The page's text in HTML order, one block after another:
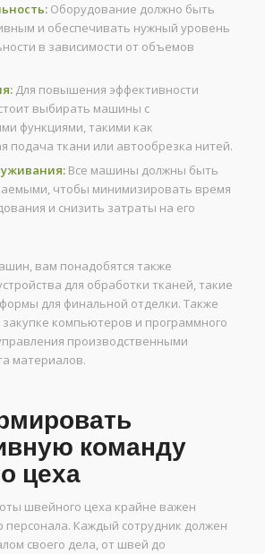
Оборудование должно быть
и обеспечивать нужный уровень
в зависимости от объемов
Для повышения эффективности
выбирать машины с
функциями, такими как
подача ткани или автообрезка нитей.
Все машины должны быть
чтобы минимизировать время
и снизить затраты на его
вам понадобятся также
для обработки тканей, такие
для финальной отделки. Также
компьютеров и программного
производственными
материалов.
команду
цеха
швейного цеха крайне важен
персонала. Каждый сотрудник должен
своего дела, от швей до